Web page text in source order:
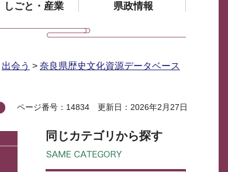
しごと・産業 県政情報
出会う > 奈良県歴史文化資源データベース
ページ番号：14834 更新日：2026年2月27日
同じカテゴリから探す